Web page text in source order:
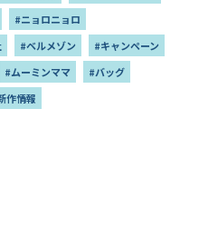
#ニョロニョロ
#ベルメゾン
#キャンペーン
#ムーミンママ
#バッグ
作情報